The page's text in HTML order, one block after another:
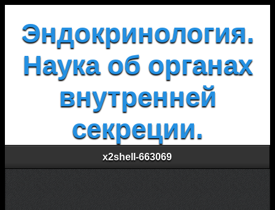
Эндокринология.
Наука об органах
внутренней
секреции.
x2shell-663069